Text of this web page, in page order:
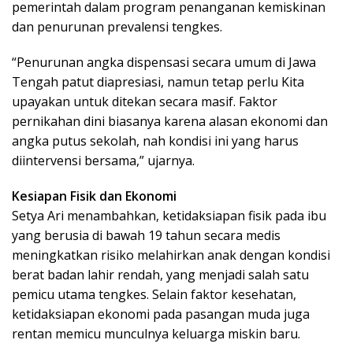
pemerintah dalam program penanganan kemiskinan
dan penurunan prevalensi tengkes.
“Penurunan angka dispensasi secara umum di Jawa
Tengah patut diapresiasi, namun tetap perlu Kita
upayakan untuk ditekan secara masif. Faktor
pernikahan dini biasanya karena alasan ekonomi dan
angka putus sekolah, nah kondisi ini yang harus
diintervensi bersama,” ujarnya.
Kesiapan Fisik dan Ekonomi
Setya Ari menambahkan, ketidaksiapan fisik pada ibu
yang berusia di bawah 19 tahun secara medis
meningkatkan risiko melahirkan anak dengan kondisi
berat badan lahir rendah, yang menjadi salah satu
pemicu utama tengkes. Selain faktor kesehatan,
ketidaksiapan ekonomi pada pasangan muda juga
rentan memicu munculnya keluarga miskin baru.